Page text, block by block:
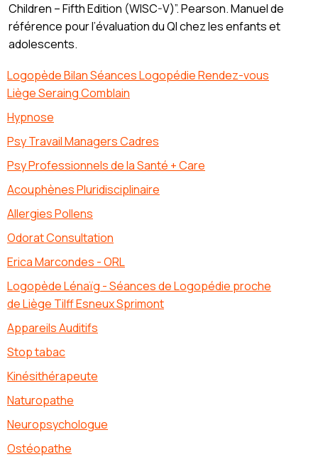
Children – Fifth Edition (WISC-V)”. Pearson. Manuel de
référence pour l’évaluation du QI chez les enfants et
adolescents.
Logopède Bilan Séances Logopédie Rendez-vous
Liège Seraing Comblain
Hypnose
Psy Travail Managers Cadres
Psy Professionnels de la Santé + Care
Acouphènes Pluridisciplinaire
Allergies Pollens
Odorat Consultation
Erica Marcondes - ORL
Logopède Lénaïg - Séances de Logopédie proche
de Liège Tilff Esneux Sprimont
Appareils Auditifs
Stop tabac
Kinésithérapeute
Naturopathe
Neuropsychologue
Ostéopathe